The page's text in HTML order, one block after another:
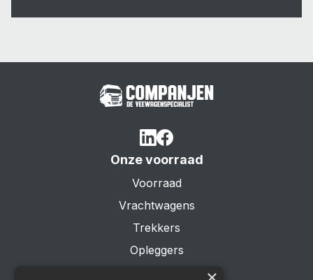
Onze voorraad
Voorraad
Vrachtwagens
Trekkers
Opleggers